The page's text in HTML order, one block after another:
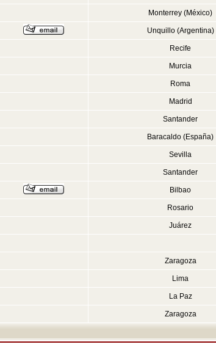
Monterrey (México)
Unquillo (Argentina)
Recife
Murcia
Roma
Madrid
Santander
Baracaldo (España)
Sevilla
Santander
Bilbao
Rosario
Juárez
Zaragoza
Lima
La Paz
Zaragoza